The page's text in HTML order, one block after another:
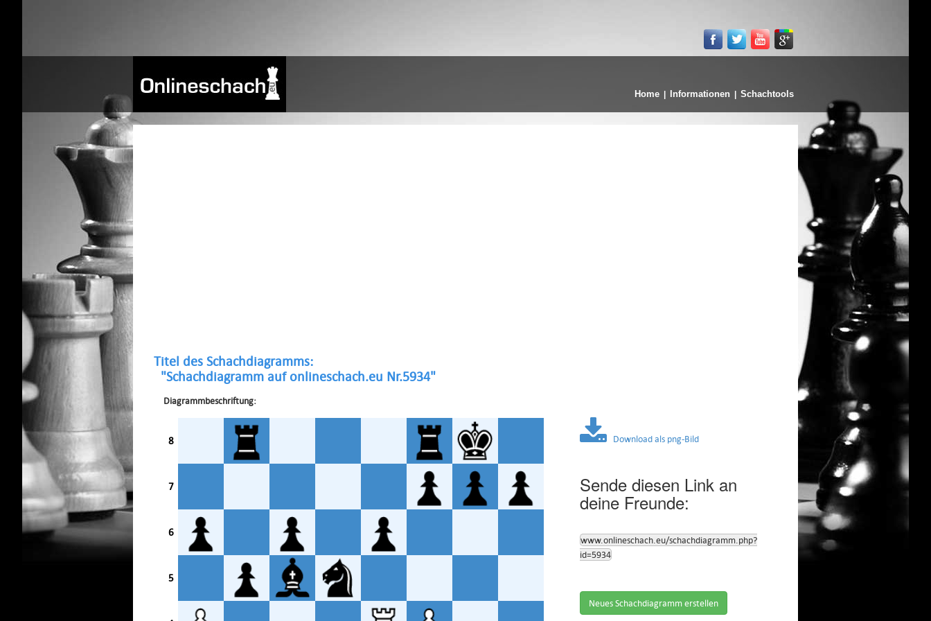
Home Informationen Schachtools
Titel des Schachdiagramms:
"Schachdiagramm auf onlineschach.eu Nr.5934"
Diagrammbeschriftung:
8
7
6
5
Download als png-Bild
Sende diesen Link an
deine Freunde:
www.onlineschach.eu/schachdiagramm.php?
id=5934
Neues Schachdiagramm erstellen